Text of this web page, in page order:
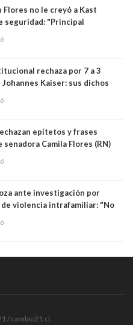
Flores no le creyó a Kast
seguridad: "Principal
del dinero y levantar secreto
rechaza por 7 a 3
Kaiser: sus dichos
porque no es diputado
epítetos y frases
senadora Camila Flores (RN)
ante investigación por
violencia intrafamiliar: "No
Tribunal Supremo
/ cambio21.cl